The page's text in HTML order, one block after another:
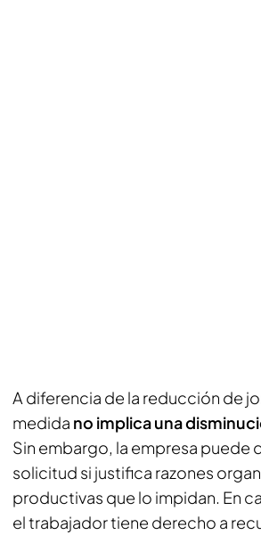
A diferencia de la reducción de
medida no implica una
Sin embargo, la empresa puede
solicitud si justifica razones
productivas que lo impidan. En
el trabajador tiene derecho a